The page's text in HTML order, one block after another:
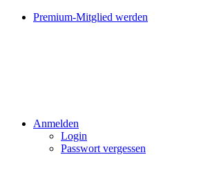
Premium-Mitglied werden
Anmelden
Login
Passwort vergessen